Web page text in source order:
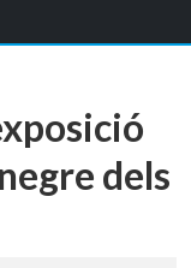
dels